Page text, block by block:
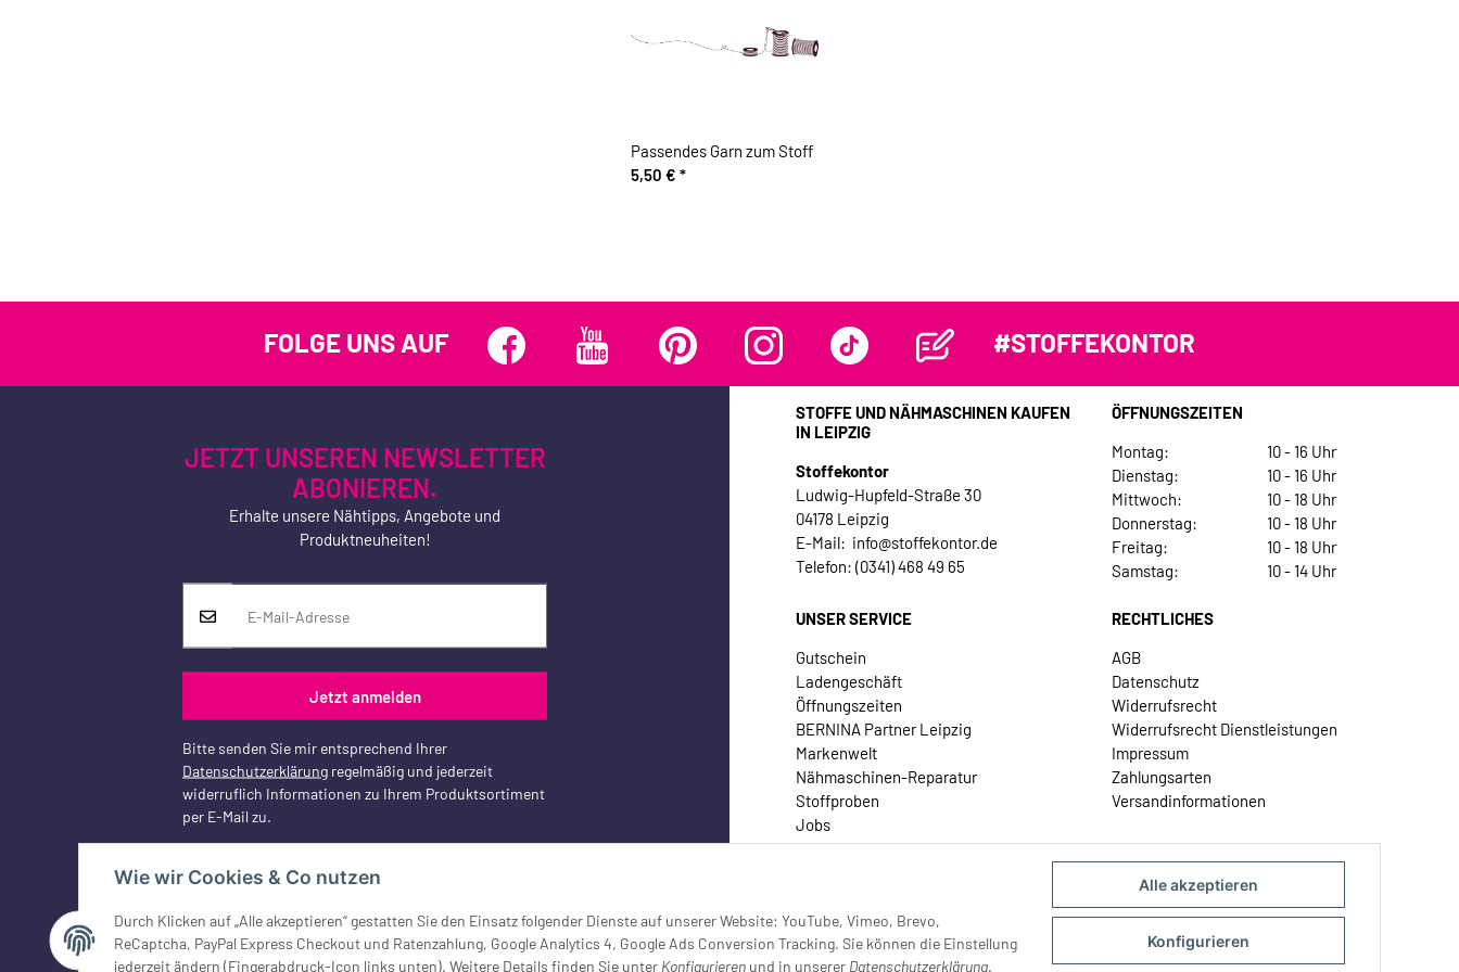
Alle akzeptieren
Konfigurieren
Wie wir Cookies & Co nutzen
Durch Klicken auf „Alle akzeptieren“ gestatten Sie den Einsatz folgender Dienste auf unserer Website: YouTube, Vimeo, Brevo,
ReCaptcha, PayPal Express Checkout und Ratenzahlung, Google Analytics 4, Google Ads Conversion Tracking. Sie können die Einstellung
jederzeit ändern (Fingerabdruck-Icon links unten). Weitere Details finden Sie unter Konfigurieren und in unserer Datenschutzerklärung.
Passendes Garn zum Stoff
5,50 € *
FOLGE UNS AUF #STOFFEKONTOR
JETZT UNSEREN NEWSLETTER
ABONIEREN.
Erhalte unsere Nähtipps, Angebote und
Produktneuheiten!
Jetzt anmelden
Bitte senden Sie mir entsprechend Ihrer
Datenschutzerklärung regelmäßig und jederzeit
widerruflich Informationen zu Ihrem Produktsortiment
per E-Mail zu.
Vertrag widerrufen
STOFFE UND NÄHMASCHINEN KAUFEN
IN LEIPZIG
Stoffekontor
Ludwig-Hupfeld-Straße 30
04178 Leipzig
E-Mail: info@stoffekontor.de
Telefon: (0341) 468 49 65
ÖFFNUNGSZEITEN
Montag:
10 - 16 Uhr
Dienstag:
10 - 16 Uhr
Mittwoch:
10 - 18 Uhr
Donnerstag:
10 - 18 Uhr
Freitag:
10 - 18 Uhr
Samstag:
10 - 14 Uhr
UNSER SERVICE
Gutschein
Ladengeschäft
Öffnungszeiten
BERNINA Partner Leipzig
Markenwelt
Nähmaschinen-Reparatur
Stoffproben
Jobs
Kontakt
RECHTLICHES
AGB
Datenschutz
Widerrufsrecht
Widerrufsrecht Dienstleistungen
Impressum
Zahlungsarten
Versandinformationen